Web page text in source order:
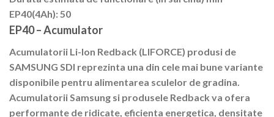
EP40(4Ah): 50
EP40 – Acumulator
Acumulatorii Li-Ion Redback (LIFORCE) produsi de
SAMSUNG SDI reprezinta una din cele mai bune variante
disponibile pentru alimentarea sculelor de gradina.
Acumulatorii Samsung si produsele Redback va ofera
performante de ridicate, eficienta energetica, densitate